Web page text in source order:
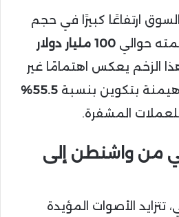
ارتفاعًا كبيرًا في حجم
حوالي 100 مليار دولار
هذا الزخم يعكس اهتمامًا غير
بتكوين بنسبة 55.5%
المشفرة.
من واشنطن إلى
الأصوات المؤيدة